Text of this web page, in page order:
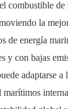
combustible
la
de energía
y con bajas
adaptarse a